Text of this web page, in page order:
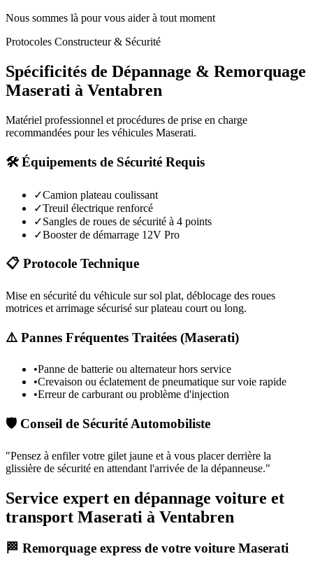
Nous sommes là pour vous aider à tout moment
Protocoles Constructeur & Sécurité
Spécificités de Dépannage & Remorquage
Maserati à Ventabren
Matériel professionnel et procédures de prise en charge
recommandées pour les véhicules Maserati.
🛠️ Équipements de Sécurité Requis
✓Camion plateau coulissant
✓Treuil électrique renforcé
✓Sangles de roues de sécurité à 4 points
✓Booster de démarrage 12V Pro
📋 Protocole Technique
Mise en sécurité du véhicule sur sol plat, déblocage des roues
motrices et arrimage sécurisé sur plateau court ou long.
⚠️ Pannes Fréquentes Traitées (Maserati)
•Panne de batterie ou alternateur hors service
•Crevaison ou éclatement de pneumatique sur voie rapide
•Erreur de carburant ou problème d'injection
🛡️ Conseil de Sécurité Automobiliste
"Pensez à enfiler votre gilet jaune et à vous placer derrière la
glissière de sécurité en attendant l'arrivée de la dépanneuse."
Service expert en dépannage voiture et
transport Maserati à Ventabren
🏁 Remorquage express de votre voiture Maserati